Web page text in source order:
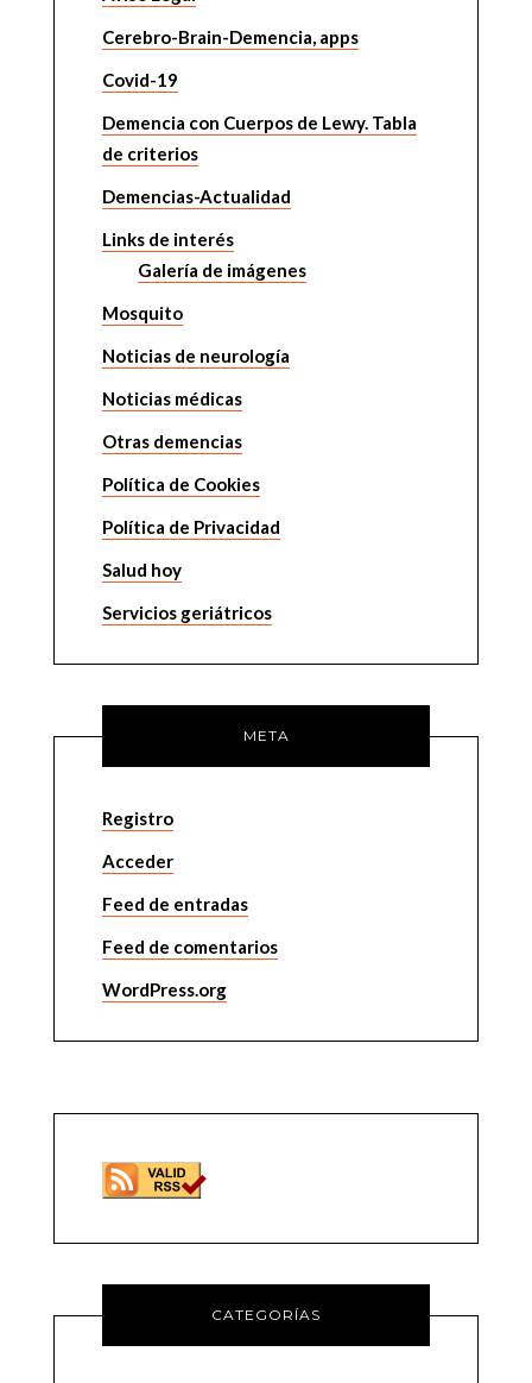
Cerebro-Brain-Demencia, apps
Covid-19
Demencia con Cuerpos de Lewy. Tabla
de criterios
Demencias-Actualidad
Links de interés
Galería de imágenes
Mosquito
Noticias de neurología
Noticias médicas
Otras demencias
Política de Cookies
Política de Privacidad
Salud hoy
Servicios geriátricos
META
Registro
Acceder
Feed de entradas
Feed de comentarios
WordPress.org
CATEGORÍAS